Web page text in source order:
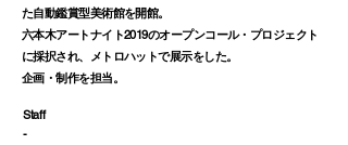
た自動鑑賞型美術館を開館。
六本木アートナイト2019のオープンコール・プロジェクト
に採択され、メトロハットで展示をした。
企画・制作を担当。
Staff
-